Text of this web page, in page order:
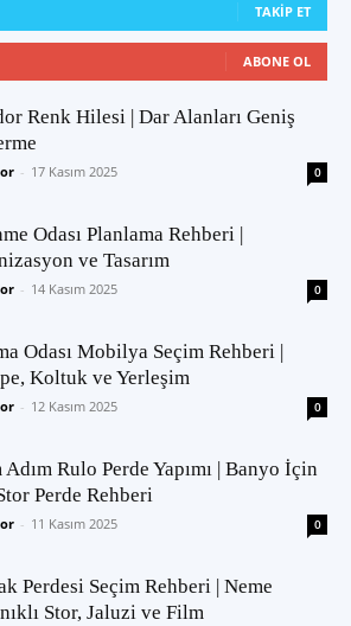
TAKIP ET
ABONE OL
Renk Hilesi | Dar Alanları Geniş
- 17 Kasım 2025 0
Odası Planlama Rehberi |
ve Tasarım
- 14 Kasım 2025 0
Odası Mobilya Seçim Rehberi |
Koltuk ve Yerleşim
- 12 Kasım 2025 0
Adım Rulo Perde Yapımı | Banyo İçin
Perde Rehberi
- 11 Kasım 2025 0
Perdesi Seçim Rehberi | Neme
Stor, Jaluzi ve Film